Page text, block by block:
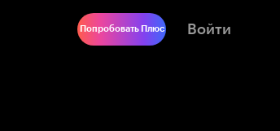
Попробовать Плюс Войти